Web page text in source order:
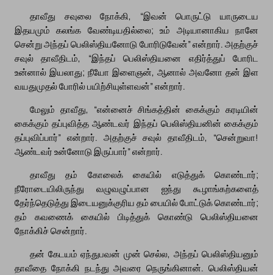
தாவீது சவுலை நோக்கி, “இவன் பொருட்டு யாருடைய
இதயமும் கலங்க வேண்டியதில்லை; உம் அடியானாகிய நானே
சென்று அந்தப் பெலிஸ்தியனோடு போரிடுவேன்” என்றார். அதற்குச்
சவுல் தாவீதிடம், “இந்தப் பெலிஸ்தியனை எதிர்த்துப் போரிட
உன்னால் இயலாது; நீயோ இளைஞன், ஆனால் அவனோ தன் இள
வயதுமுதல் போரில் பயிற்சியுள்ளவன்” என்றார்.
மேலும் தாவீது, “என்னைச் சிங்கத்தின் கைக்கும் கரடியின்
கைக்கும் தப்புவித்த ஆண்டவர் இந்தப் பெலிஸ்தியனின் கைக்கும்
தப்புவிப்பார்” என்றார். அதற்குச் சவுல் தாவீதிடம், “சென்றுவா!
ஆண்டவர் உன்னோடு இருப்பார்” என்றார்.
தாவீது தம் கோலைக் கையில் எடுத்துக் கொண்டார்;
நீரோடையிலிருந்து வழுவழுப்பான ஐந்து கூழாங்கற்களைத்
தேர்ந்தெடுத்து இடையனுக்குரிய தம் பையில் போட்டுக் கொண்டார்;
தம் கவணைக் கையில் பிடித்துக் கொண்டு பெலிஸ்தியனை
நோக்கிச் சென்றார்.
தன் கேடயம் ஏந்துபவன் முன் செல்ல, அந்தப் பெலிஸ்தியனும்
தாவீதை நோக்கி நடந்து அவரை நெருங்கினான். பெலிஸ்தியன்